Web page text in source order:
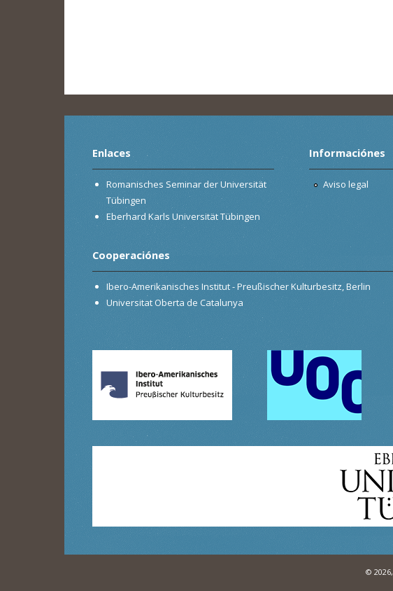
Enlaces
Romanisches Seminar der Universität
Tübingen
Eberhard Karls Universität Tübingen
Informaciónes
Aviso legal
Cooperaciónes
Ibero-Amerikanisches Institut - Preußischer Kulturbesitz, Berlin
Universitat Oberta de Catalunya
© 2026,